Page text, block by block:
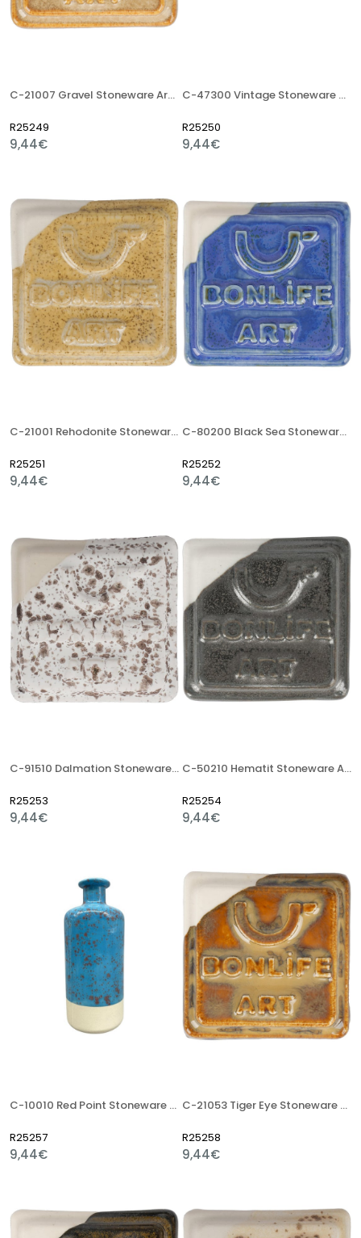
C-21007 Gravel Stoneware Artistik Sır
R25249
9,44€
C-47300 Vintage Stoneware Artistik Sır
R25250
9,44€
C-21001 Rehodonite Stoneware Artistik Sır
R25251
9,44€
C-80200 Black Sea Stoneware Artistik Sır
R25252
9,44€
C-91510 Dalmation Stoneware Artistik Sır
R25253
9,44€
C-50210 Hematit Stoneware Artistik Sır
R25254
9,44€
C-10010 Red Point Stoneware Artistik Sır
R25257
9,44€
C-21053 Tiger Eye Stoneware Artistik Sır
R25258
9,44€